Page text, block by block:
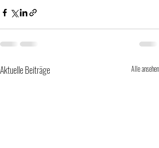
Aktuelle Beiträge Alle ansehen